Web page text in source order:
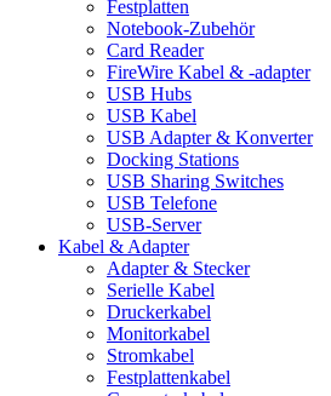
Festplatten
Notebook-Zubehör
Card Reader
FireWire Kabel & -adapter
USB Hubs
USB Kabel
USB Adapter & Konverter
Docking Stations
USB Sharing Switches
USB Telefone
USB-Server
Kabel & Adapter
Adapter & Stecker
Serielle Kabel
Druckerkabel
Monitorkabel
Stromkabel
Festplattenkabel